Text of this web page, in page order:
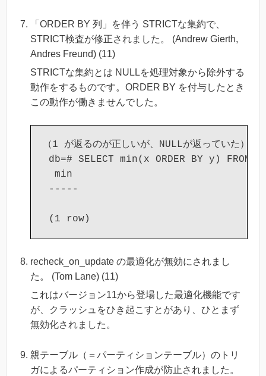
「ORDER BY 列」を伴う STRICTな集約で、
STRICT検査が修正されました。 (Andrew Gierth,
Andres Freund) (11)
STRICTな集約とは NULLを処理対象から除外する
動作をするものです。ORDER BY を付与したとき
この動作が働きませんでした。
（1 が返るのが正しいが、NULLが返っていた）
db=# SELECT min(x ORDER BY y)
  min
-----
recheck_on_update の最適化が無効にされまし
た。 (Tom Lane) (11)
これはバージョン11から登場した最適化機能です
が、クラッシュをひき起こすとがあり、ひとまず
無効化されました。
親テーブル（＝パーティションテーブル）のトリ
ガによるパーティション作成が防止されました。